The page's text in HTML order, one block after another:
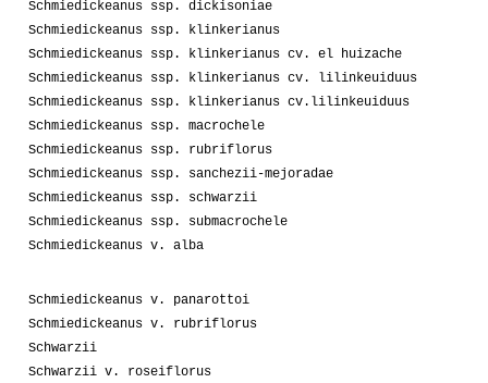
Schmiedickeanus ssp. dickisoniae
Schmiedickeanus ssp. klinkerianus
Schmiedickeanus ssp. klinkerianus cv. el huizache
Schmiedickeanus ssp. klinkerianus cv. lilinkeuiduus
Schmiedickeanus ssp. klinkerianus cv.lilinkeuiduus
Schmiedickeanus ssp. macrochele
Schmiedickeanus ssp. rubriflorus
Schmiedickeanus ssp. sanchezii-mejoradae
Schmiedickeanus ssp. schwarzii
Schmiedickeanus ssp. submacrochele
Schmiedickeanus v. alba
Schmiedickeanus v. panarottoi
Schmiedickeanus v. rubriflorus
Schwarzii
Schwarzii v. roseiflorus